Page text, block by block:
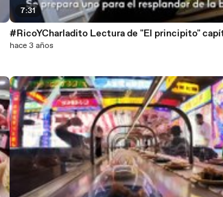
7:31
#RicoYCharladito Lectura de "El principito"
hace 3 años